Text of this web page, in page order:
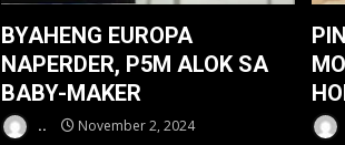
BYAHENG EUROPA
NAPERDER, P5M ALOK SA
BABY-MAKER
.. November 2, 2024